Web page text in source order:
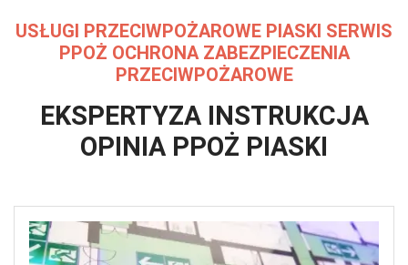
USŁUGI PRZECIWPOŻAROWE PIASKI SERWIS
PPOŻ OCHRONA ZABEZPIECZENIA
PRZECIWPOŻAROWE
EKSPERTYZA INSTRUKCJA
OPINIA PPOŻ PIASKI